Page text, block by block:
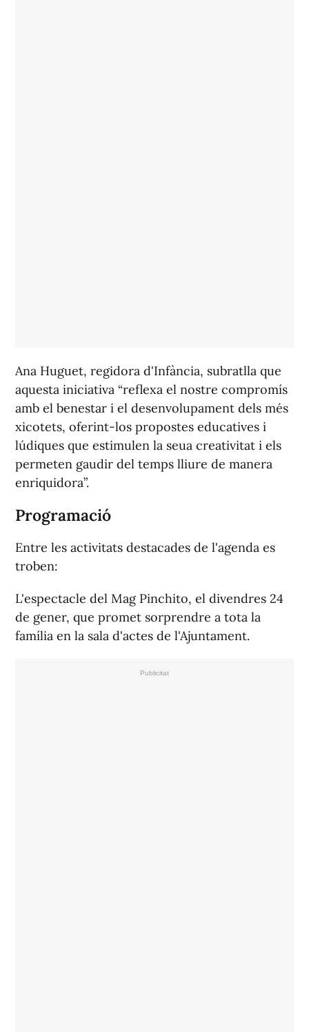
Ana Huguet, regidora d'Infància, subratlla que
aquesta iniciativa “reflexa el nostre compromís
amb el benestar i el desenvolupament dels més
xicotets, oferint-los propostes educatives i
lúdiques que estimulen la seua creativitat i els
permeten gaudir del temps lliure de manera
enriquidora”.
Programació
Entre les activitats destacades de l'agenda es
troben:
L'espectacle del Mag Pinchito, el divendres 24
de gener, que promet sorprendre a tota la
família en la sala d'actes de l'Ajuntament.